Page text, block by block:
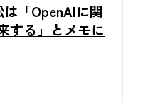
「OpenAIに関
する」とメモに